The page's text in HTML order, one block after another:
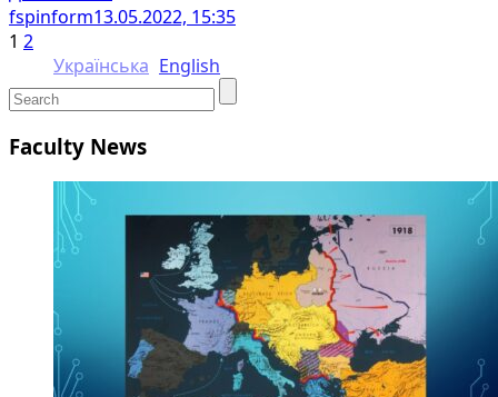
fspinform13.05.2022, 15:35
1 2
Українська English
Faculty News